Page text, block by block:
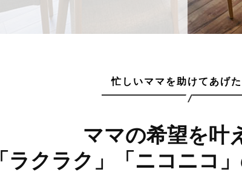
忙しいママを助けてあげた
ママの希望を叶
「ラクラク」「ニコニコ